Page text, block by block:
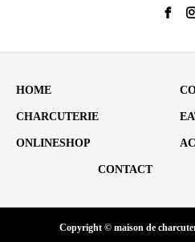
HOME
CHARCUTERIE
ONLINESHOP
CONTACT
Copyright © maison de